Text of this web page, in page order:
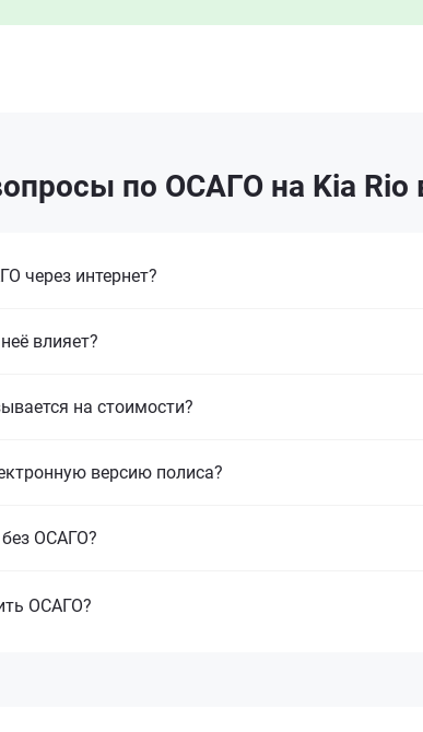
по ОСАГО на Kia Rio
через интернет?
влияет?
на стоимости?
версию полиса?
ОСАГО?
ОСАГО?